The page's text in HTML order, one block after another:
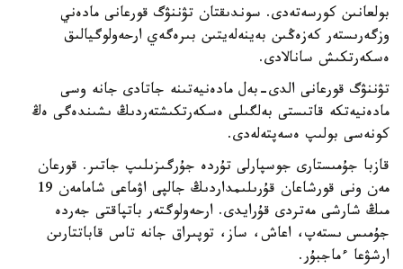
بولعانىن كورسەتەدى. سوندىقتان تۋننۋگ قورعانى مادەني
وزگەرىستەر كەزەڭىن بەينەلەيتىن بىرەگەي ارحەولوگيالىق
ەسكەرتكىش سانالادى.
تۋننۋگ قورعانى الدى-بەل مادەنيەتىنە جاتادى جانە وسى
مادەنيەتكە قاتىستى بەلگىلى ەسكەرتكىشتەردىڭ ىشىندەگى ەڭ
كونەسى بولىپ ەسەپتەلەدى.
قازبا جۇمىستارى جوسپارلى تۇردە جۇرگىزىلىپ جاتىر. قورعان
مەن ونى قورشاعان قۇرىلىمداردىڭ جالپى اۋماعى شامامەن 19
مىڭ شارشى مەتردى قۇرايدى. ارحەولوگتەر باتپاقتى جەردە
جۇمىس ىستەپ، اعاش، ساز، توپىراق جانە تاس قاباتتارىن
ارشۋعا ءماجبۇر.